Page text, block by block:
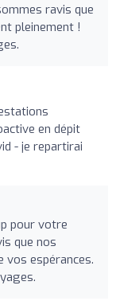
ravis que
pleinement !
en dépit
- je repartirai
pour votre
que nos
vos espérances.